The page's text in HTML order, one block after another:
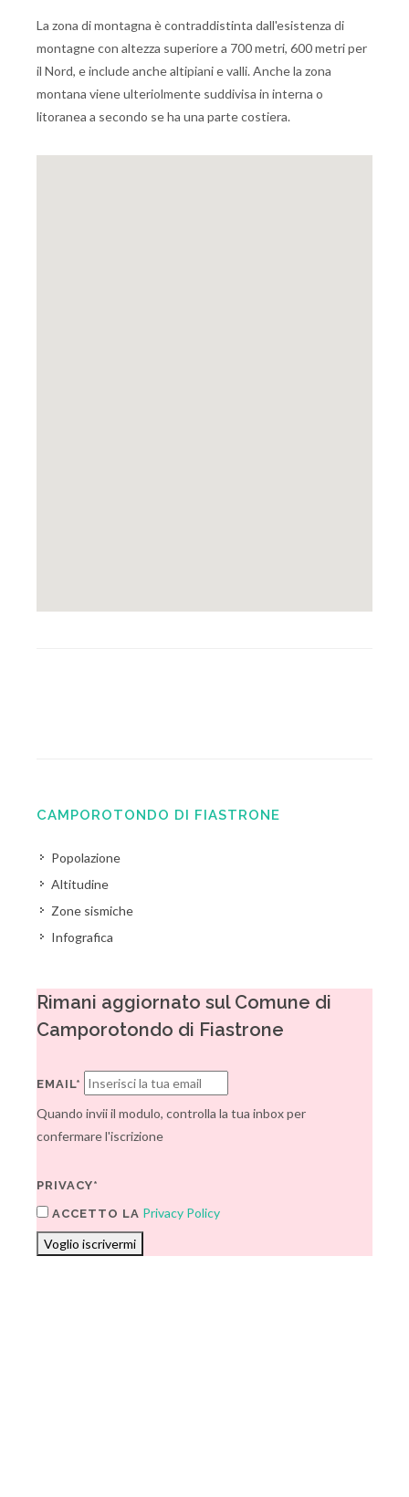
La zona di montagna è contraddistinta dall'esistenza di
montagne con altezza superiore a 700 metri, 600 metri per
il Nord, e include anche altipiani e valli. Anche la zona
montana viene ulteriolmente suddivisa in interna o
litoranea a secondo se ha una parte costiera.
CAMPOROTONDO DI FIASTRONE
Popolazione
Altitudine
Zone sismiche
Infografica
Rimani aggiornato sul Comune di
Camporotondo di Fiastrone
EMAIL*
Quando invii il modulo, controlla la tua inbox per
confermare l'iscrizione
PRIVACY*
ACCETTO LA Privacy Policy
Voglio iscrivermi